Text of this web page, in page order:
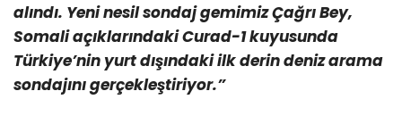
alındı. Yeni nesil sondaj gemimiz Çağrı Bey,
Somali açıklarındaki Curad-1 kuyusunda
Türkiye’nin yurt dışındaki ilk derin deniz arama
sondajını gerçekleştiriyor.”